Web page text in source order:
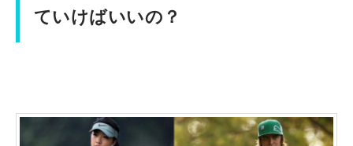
ていけばいいの？